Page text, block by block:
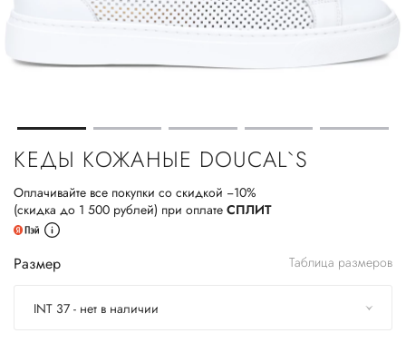
КЕДЫ КОЖАНЫЕ DOUCAL`S
Оплачивайте все покупки со скидкой −10%
(скидка до 1 500 рублей) при оплате СПЛИТ
Размер Таблица размеров
INT 37 - нет в наличии